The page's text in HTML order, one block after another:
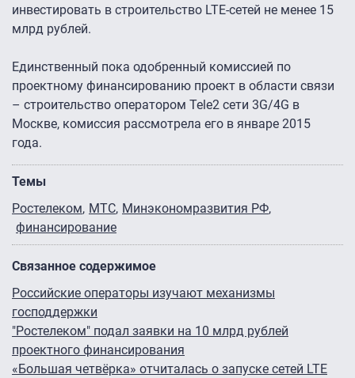
инвестировать в строительство LTE-сетей не менее 15
млрд рублей.
Единственный пока одобренный комиссией по
проектному финансированию проект в области связи
– строительство оператором Tele2 сети 3G/4G в
Москве, комиссия рассмотрела его в январе 2015
года.
Темы
Ростелеком МТС Минэкономразвития РФ
финансирование
Связанное содержимое
Российские операторы изучают механизмы
господдержки
"Ростелеком" подал заявки на 10 млрд рублей
проектного финансирования
«Большая четвёрка» отчиталась о запуске сетей LTE